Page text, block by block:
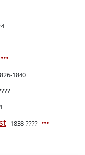
1840
1838-????